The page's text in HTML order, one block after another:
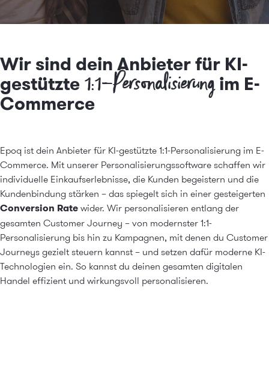
Wir sind dein Anbieter für KI-
gestützte1:1-Personalisierungim E-
Commerce
Epoq ist dein Anbieter für KI-gestützte 1:1-Personalisierung im E-
Commerce. Mit unserer Personalisierungssoftware schaffen wir
individuelle Einkaufserlebnisse, die Kunden begeistern und die
Kundenbindung stärken – das spiegelt sich in einer gesteigerten
Conversion Rate wider. Wir personalisieren entlang der
gesamten Customer Journey – von modernster 1:1-
Personalisierung bis hin zu Kampagnen, mit denen du Customer
Journeys gezielt steuern kannst – und setzen dafür moderne KI-
Technologien ein. So kannst du deinen gesamten digitalen
Handel effizient und wirkungsvoll personalisieren.